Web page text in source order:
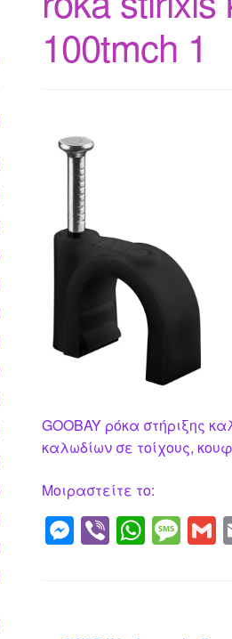
100tmch 1
GOOBAY ρόκα στήριξης
καλωδίων σε τοίχους,
Μοιραστείτε το:
M
e
Vi
b
W
h
M
e